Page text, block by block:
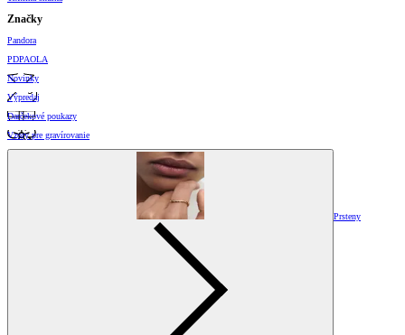
Značky
Pandora
PDPAOLA
Novinky
Výpredaj
Darčekové poukazy
Vzory pre gravírovanie
Prsteny